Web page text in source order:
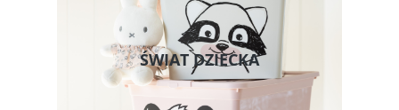
ŚWIAT DZIECKA